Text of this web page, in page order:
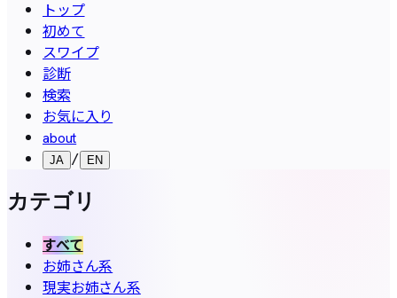
トップ
初めて
スワイプ
診断
検索
お気に入り
about
JA / EN
カテゴリ
すべて
お姉さん系
現実お姉さん系